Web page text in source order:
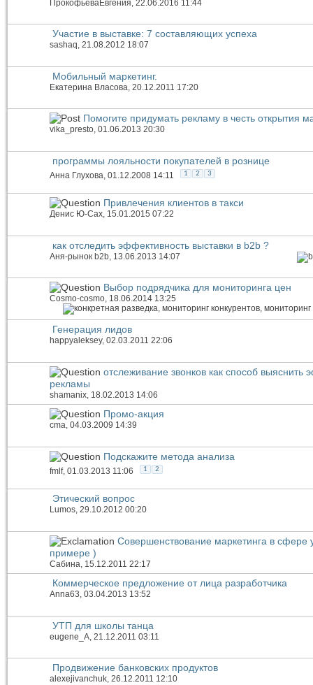
ПрокофьеваЕвгения , 22.06.2016 11:44
Участие в выставке: 7 составляющих успеха
sashaq, 21.08.2012 18:07
Мобильный маркетинг.
Екатерина Власова , 20.12.2011 17:20
Помогите придумать рекламу в честь открытия
vika_presto, 01.06.2013 20:30
программы лояльности покупателей в рознице
Анна Глухова , 01.12.2008 14:11 1 2 3
Привлечения клиентов в такси
Денис Ю-Сах, 15.01.2015 07:22
как отследить эффективность выставки в b2b ?
Аня-рынок b2b , 13.06.2013 14:07
Выбор подрядчика для мониторинга цен
Cosmo-cosmo, 18.06.2014 13:25
Генерация лидов
happyaleksey, 02.03.2011 22:06
отслеживание звонков как способ выяснить
рекламы
shamanix, 18.02.2013 14:06
Промо-акция
cma, 04.03.2009 14:39
Подскажите метода анализа
fmlf, 01.03.2013 11:06 1 2
Этический вопрос
Lumos, 29.10.2012 00:20
Совершенствование маркетинга в сфере
примере )
Сабина, 15.12.2011 22:17
Коммерческое предложение от лица разработчика
Anna63, 03.04.2013 13:52
УТП для школы танца
eugene_A , 21.12.2011 03:11
Продвижение банковских продуктов
alexejivanchuk, 26.12.2011 12:10